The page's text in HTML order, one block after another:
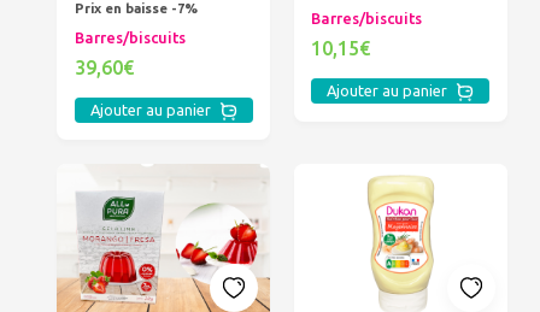
Prix en baisse -7%
Barres/biscuits
39,60€
Ajouter au panier
Barres/biscuits
10,15€
Ajouter au panier